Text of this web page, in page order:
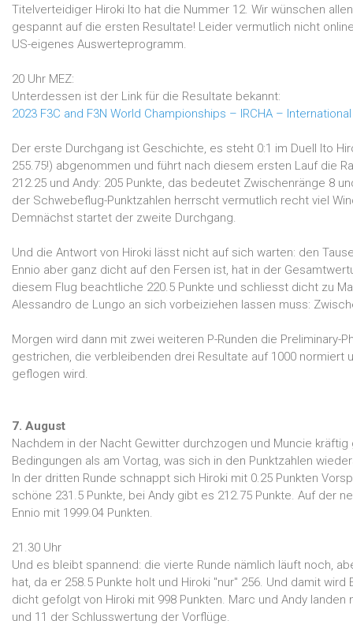
Titelverteidiger Hiroki Ito hat die Nummer 12. Wir wünschen
gespannt auf die ersten Resultate! Leider vermutlich nicht
US-eigenes Auswerteprogramm.
20 Uhr MEZ:
Unterdessen ist der Link für die Resultate bekannt:
2023 F3C and F3N World Championships – IRCHA –
Der erste Durchgang ist Geschichte, es steht 0:1 im Duell Ito
255.75!) abgenommen und führt nach diesem ersten Lauf die
212.25 und Andy: 205 Punkte, das bedeutet Zwischenränge 8
der Schwebeflug-Punktzahlen herrscht vermutlich recht viel
Demnächst startet der zweite Durchgang.
Und die Antwort von Hiroki lässt nicht auf sich warten: den
Ennio aber ganz dicht auf den Fersen ist, hat in der
diesem Flug beachtliche 220.5 Punkte und schliesst dicht zu
Alessandro de Lungo an sich vorbeiziehen lassen muss:
Morgen wird dann mit zwei weiteren P-Runden die
gestrichen, die verbleibenden drei Resultate auf 1000 normiert
geflogen wird.
7. August
Nachdem in der Nacht Gewitter durchzogen und Muncie
Bedingungen als am Vortag, was sich in den Punktzahlen
In der dritten Runde schnappt sich Hiroki mit 0.25 Punkten
schöne 231.5 Punkte, bei Andy gibt es 212.75 Punkte. Auf der
Ennio mit 1999.04 Punkten.
21.30 Uhr
Und es bleibt spannend: die vierte Runde nämlich läuft noch,
hat, da er 258.5 Punkte holt und Hiroki "nur" 256. Und damit
dicht gefolgt von Hiroki mit 998 Punkten. Marc und Andy landen
und 11 der Schlusswertung der Vorflüge.